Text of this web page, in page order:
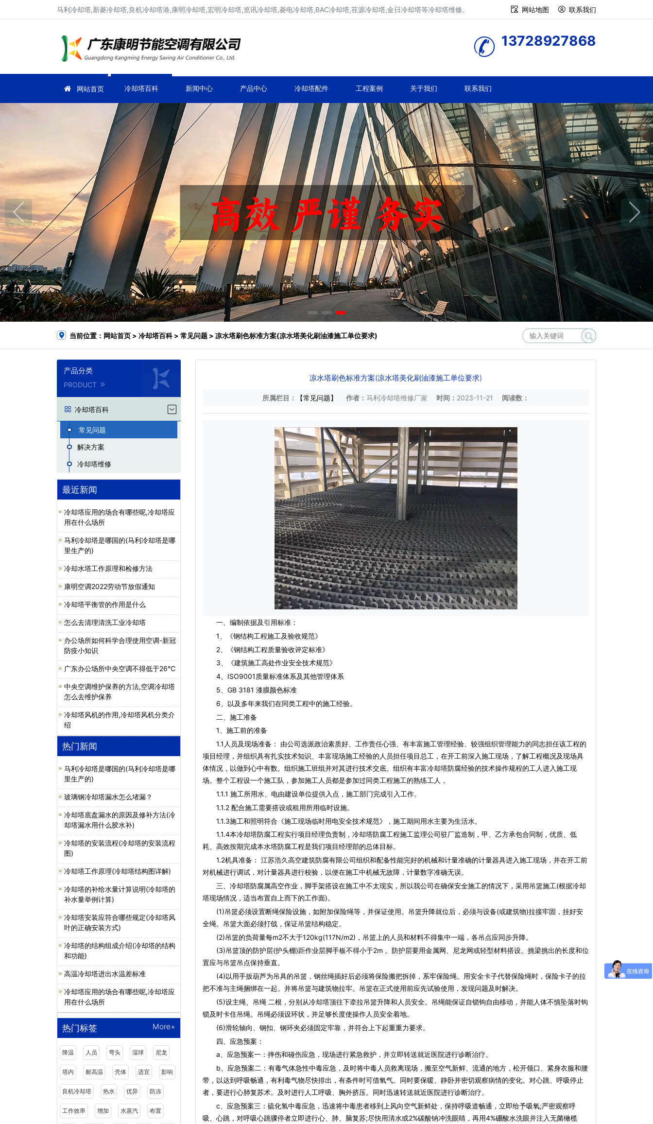
马利冷却塔,新菱冷却塔,良机冷却塔港,康明冷却塔,宏明冷却塔,览讯冷却塔,菱电冷却塔,BAC冷却塔,荏源冷却塔,金日冷却塔等冷却塔维修。 网站地图 联系我们
13728927868
网站首页 冷却塔百科 新闻中心 产品中心 冷却塔配件 工程案例 关于我们 联系我们
当前位置： 网站首页 > 冷却塔百科> 常见问题 > 凉水塔刷色标准方案(凉水塔美化刷油漆施工单位要求)
产品分类
PRODUCT
冷却塔百科
常见问题
解决方案
冷却塔维修
最近新闻
冷却塔应用的场合有哪些呢,冷却塔应
用在什么场所
马利冷却塔是哪国的(马利冷却塔是哪
里生产的)
冷却水塔工作原理和检修方法
康明空调2022劳动节放假通知
冷却塔平衡管的作用是什么
怎么去清理清洗工业冷却塔
办公场所如何科学合理使用空调-新冠
防疫小知识
广东办公场所中央空调不得低于26℃
中央空调维护保养的方法,空调冷却塔
怎么去维护保养
冷却塔风机的作用,冷却塔风机分类介
绍
热门新闻
马利冷却塔是哪国的(马利冷却塔是哪
里生产的)
玻璃钢冷却塔漏水怎么堵漏？
冷却塔底盘漏水的原因及修补方法(冷
却塔漏水用什么胶水补)
冷却塔的安装流程(冷却塔的安装流程
图)
冷却塔工作原理(冷却塔结构图详解)
冷却塔的补给水量计算说明(冷却塔的
补水量举例计算)
冷却塔安装应符合哪些规定(冷却塔风
叶的正确安装方式)
冷却塔的结构组成介绍(冷却塔的结构
和功能)
高温冷却塔进出水温差标准
冷却塔应用的场合有哪些呢,冷却塔应
用在什么场所
热门标签 More+
降温 人员 弯头 湿球 尼龙
塔内 耐高温 壳体 适宜 影响
良机冷却塔 热水 优异 防冻
工作效率 增加 水蒸汽 布置
凉水塔刷色标准方案(凉水塔美化刷油漆施工单位要求)
所属栏目： 【常见问题】 作者： 马利冷却塔维修厂家 时间： 2023-11-21 阅读数：
一、编制依据及引用标准：
1、《钢结构工程施工及验收规范》
2、《钢结构工程质量验收评定标准》
3、《建筑施工高处作业安全技术规范》
4、ISO9001质量标准体系及其他管理体系
5、GB 3181 漆膜颜色标准
6、以及多年来我们在同类工程中的施工经验。
二、施工准备
1、施工前的准备
1.1人员及现场准备： 由公司选派政治素质好、工作责任心强、有丰富施工管理经验、较强组织管理能力的同志担任该工程的
项目经理，并组织具有扎实技术知识、丰富现场施工经验的人员担任项目总工，在开工前深入施工现场，了解工程概况及现场具
体情况，以做到心中有数。组织施工班组并对其进行技术交底。组织有丰富冷却塔防腐经验的技术操作规程的工人进入施工现
场。整个工程设一个施工队，参加施工人员都是参加过同类工程施工的熟练工人，
1.1.1 施工所用水、电由建设单位提供入点，施工部门完成引入工作。
1.1.2 配合施工需要搭设或租用所用临时设施。
1.1.3施工和照明符合《施工现场临时用电安全技术规范》，施工期间用水主要为生活水。
1.1.4本冷却塔防腐工程实行项目经理负责制，冷却塔防腐工程施工监理公司驻厂监造制，甲、乙方承包合同制，优质、低
耗、高效按期完成本水塔防腐工程是我们项目经理部的总体目标。
1.2机具准备： 江苏浩久高空建筑防腐有限公司组织和配备性能完好的机械和计量准确的计量器具进入施工现场，并在开工前
对机械进行调试，对计量器具进行校验，以便在施工中机械无故障，计量数字准确无误。
三、冷却塔防腐属高空作业，脚手架搭设在施工中不太现实，所以我公司在确保安全施工的情况下，采用吊篮施工(根据冷却
塔现场情况，适当布置自上而下的工作面)。
(1)吊篮必须设置断绳保险设施，如附加保险绳等，并保证使用。吊篮升降就位后，必须与设备(或建筑物)拉接牢固，挂好安
全绳。吊篮大面必须打戗，保证吊篮结构稳定。
(2)吊篮的负荷量每m2不大于120kg(117N/m2)，吊篮上的人员和材料不得集中一端，各吊点应同步升降。
(3)吊篮顶的防护层(护头棚)距作业层脚手板不得小于2m 。防护层要用金属网、尼龙网或轻型材料搭设。挑梁挑出的长度和位
置应与吊篮吊点保持垂直。
(4)以用手扳葫芦为吊具的吊篮，钢丝绳插好后必须将保险搬把拆掉，系牢保险绳。用安全卡子代替保险绳时，保险卡子的拉
把不准与主绳捆绑在一起。并将吊篮与建筑物拉牢。吊篮在正式使用前应先试验使用，发现问题及时解决。
(5)设主绳、吊绳 二根，分别从冷却塔顶往下牵拉吊篮升降和人员安全。吊绳能保证自锁钩自由移动，并能人体不慎坠落时钩
锁及时卡住吊绳。吊绳必须设环状，并足够长度使操作人员安全着地。
(6)滑轮轴向、钢扣、钢环夹必须固定牢靠，并符合上下起重重力要求。
四、应急预案：
a、应急预案一：摔伤和碰伤应急，现场进行紧急救护，并立即转送就近医院进行诊断治疗。
b、应急预案二：有毒气体急性中毒应急，及时将中毒人员救离现场，搬至空气新鲜、流通的地方，松开领口、紧身衣服和腰
带，以达到呼吸畅通，有利毒气物尽快排出，有条件时可借氧气。同时要保暖、静卧并密切观察病情的变化。对心跳、呼吸停止
者，要进行心肺复苏术。及时进行人工呼吸、胸外挤压。同时迅速转送就近医院进行诊断治疗。
c、应急预案三：硫化氢中毒应急，迅速将中毒患者移到上风向空气新鲜处，保持呼吸道畅通，立即给予吸氧;严密观察呼
吸、心跳，对呼吸心跳骤停者立即进行心、肺、脑复苏;尽快用清水或2%碳酸钠冲洗眼睛，再用4%硼酸水洗眼并注入无菌橄榄